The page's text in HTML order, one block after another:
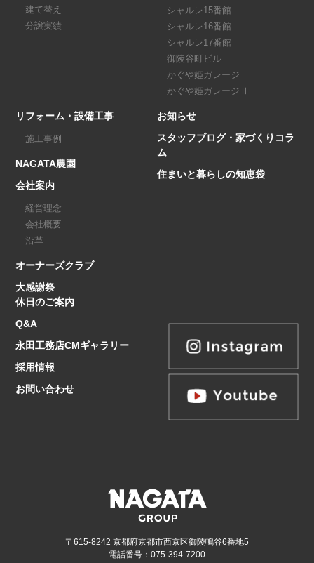
建て替え
分譲実績
シャルレ15番館
シャルレ16番館
シャルレ17番館
御陵谷町ビル
かぐや姫ガレージ
かぐや姫ガレージⅡ
リフォーム・設備工事
施工事例
NAGATA農園
会社案内
経営理念
会社概要
沿革
オーナーズクラブ
大感謝祭
休日のご案内
Q&A
永田工務店CMギャラリー
採用情報
お問い合わせ
お知らせ
スタッフブログ・家づくりコラ
ム
住まいと暮らしの知恵袋
〒615-8242 京都府京都市西京区御陵鴫谷6番地5
電話番号：075-394-7200